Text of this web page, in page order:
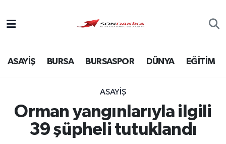
ASAYİŞ BURSA BURSASPOR DÜNYA EĞİTİM
ASAYİŞ
Orman yangınlarıyla ilgili
39 şüpheli tutuklandı
Bursa
Ekonomi